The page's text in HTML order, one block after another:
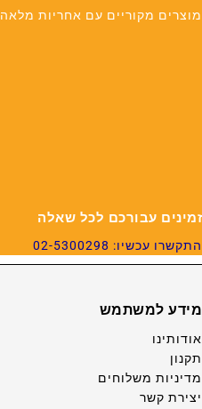
מוצרים מקוריים עם אחריות מלאה
זמינים עבורכם לכל שאלה
התקשרו עכשיו: 02-5300298
מידע למשתמש
אודותינו
תקנון
מדיניות משלוחים
יצירת קשר